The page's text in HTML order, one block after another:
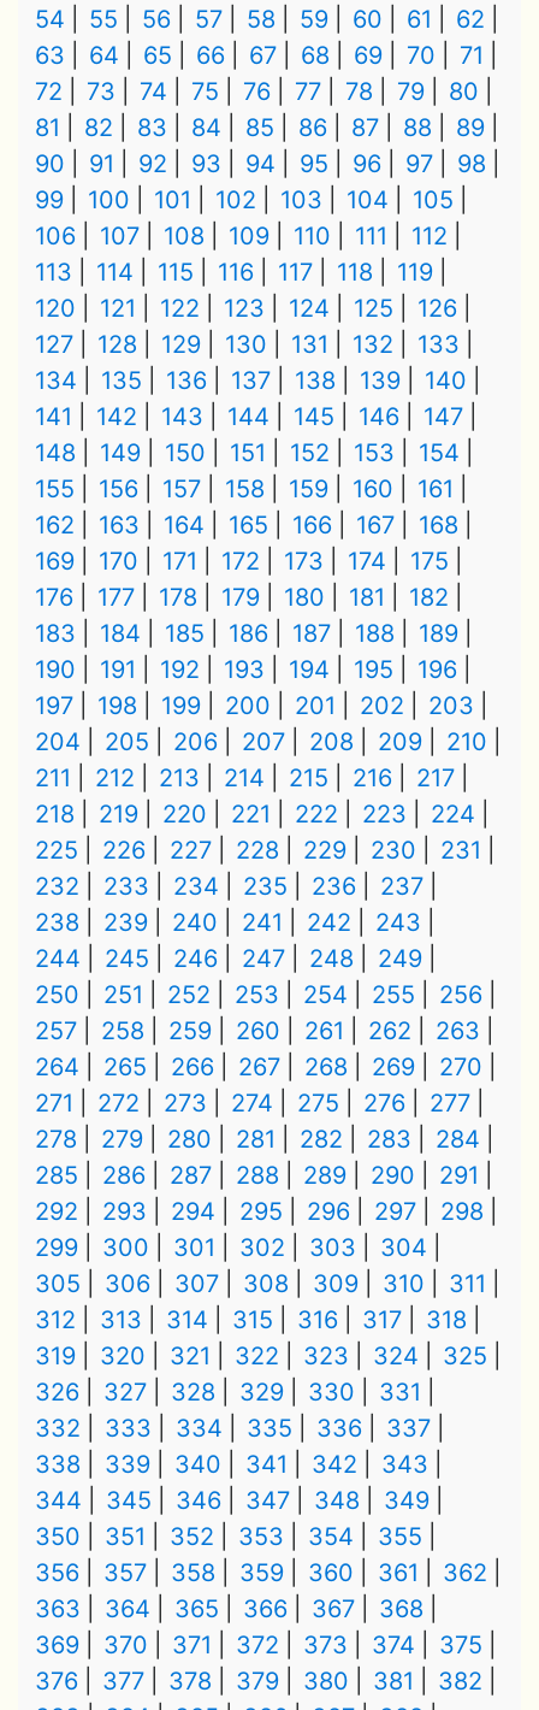
54
55 56 57 58 59 60 61
62
63
64 65 66 67 68 69 70
71
72
73 74 75 76 77 78 79
80
81
82 83 84 85 86 87 88
89
90
91 92 93 94 95 96 97
98
99
100 101 102 103 104
105
106
107 108 109 110 111
112
113
114 115 116 117 118
119
120
121 122 123 124 125
126
127
128 129 130 131 132
133
134
135 136 137 138 139
140
141
142 143 144 145 146
147
148
149 150 151 152 153
154
155
156 157 158 159 160
161
162
163 164 165 166 167
168
169
170 171 172 173 174
175
176
177 178 179 180 181
182
183
184 185 186 187 188
189
190
191 192 193 194 195
196
197
198 199 200 201 202
203
204
205 206 207 208 209
210
211
212 213 214 215 216
217
218
219 220 221 222 223
224
225
226 227 228 229 230
231
232
233 234 235 236
237
238
239 240 241 242
243
244
245 246 247 248
249
250
251 252 253 254 255
256
257
258 259 260 261 262
263
264
265 266 267 268 269
270
271
272 273 274 275 276
277
278
279 280 281 282 283
284
285
286 287 288 289 290
291
292
293 294 295 296 297
298
299
300 301 302 303
304
305
306 307 308 309 310
311
312
313 314 315 316 317
318
319
320 321 322 323 324
325
326
327 328 329 330
331
332
333 334 335 336
337
338
339 340 341 342
343
344
345 346 347 348
349
350
351 352 353 354
355
356
357 358 359 360 361
362
363
364 365 366 367
368
369
370 371 372 373 374
375
376
377 378 379 380 381
382